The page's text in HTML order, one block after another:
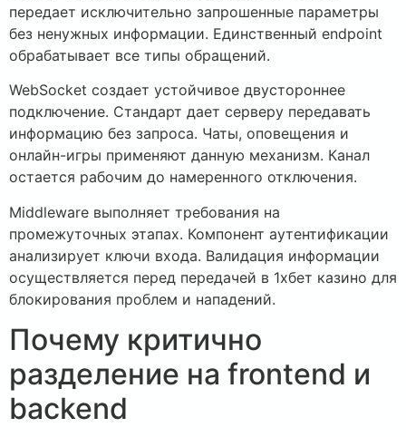
передает исключительно запрошенные параметры
без ненужных информации. Единственный endpoint
обрабатывает все типы обращений.
WebSocket создает устойчивое двустороннее
подключение. Стандарт дает серверу передавать
информацию без запроса. Чаты, оповещения и
онлайн-игры применяют данную механизм. Канал
остается рабочим до намеренного отключения.
Middleware выполняет требования на
промежуточных этапах. Компонент аутентификации
анализирует ключи входа. Валидация информации
осуществляется перед передачей в 1хбет казино для
блокирования проблем и нападений.
Почему критично
разделение на frontend и
backend